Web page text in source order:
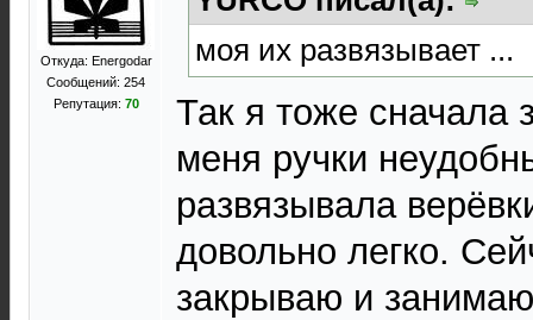
Откуда: Energodar
Сообщений: 254
Репутация: 70
моя их развязывает ...
Так я тоже сначала
меня ручки
развязывала
довольно легко.
закрываю и